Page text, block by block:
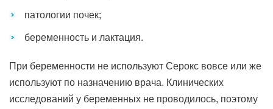
патологии почек;
беременность и лактация.
При беременности не используют Серокс вовсе или же
используют по назначению врача. Клинических
исследований у беременных не проводилось, поэтому